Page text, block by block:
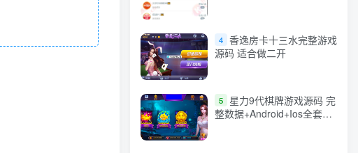
4 香逸房卡十三水完整游戏
源码 适合做二开
5
星力9代棋牌游戏源码 完
整数据+Android+Ios全套